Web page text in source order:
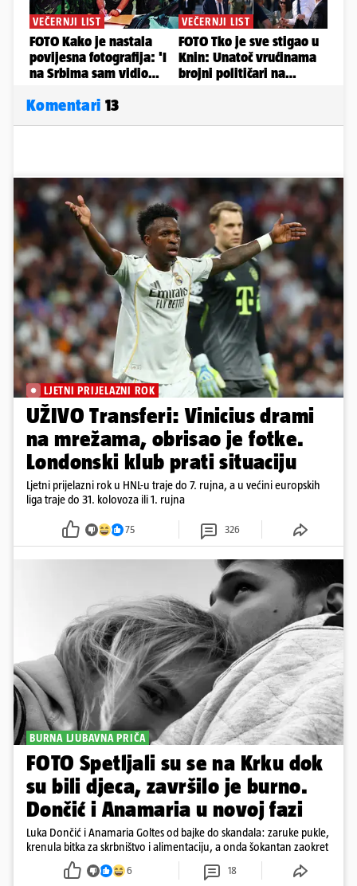
Komentari 13
LJETNI PRIJELAZNI ROK
UŽIVO Transferi: Vinicius drami
na mrežama, obrisao je fotke.
Londonski klub prati situaciju
Ljetni prijelazni rok u HNL-u traje do 7. rujna, a u većini europskih
liga traje do 31. kolovoza ili 1. rujna
75 326
BURNA LJUBAVNA PRIČA
FOTO Spetljali su se na Krku dok
su bili djeca, završilo je burno.
Dončić i Anamaria u novoj fazi
Luka Dončić i Anamaria Goltes od bajke do skandala: zaruke pukle,
krenula bitka za skrbništvo i alimentaciju, a onda šokantan zaokret
6 18